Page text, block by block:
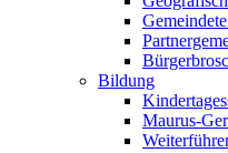
Bildung
Maurus-